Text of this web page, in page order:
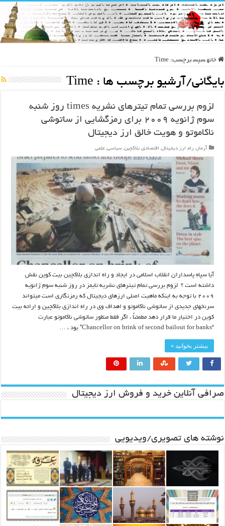
خانه سپس برچسب: Time
بایگانی/آرشیو برچسب ها : Time
لزوم بررسی تمام تیترهای نشریه times روز شنبه
سوم ژانویه ۲۰۰۹ برای رمزگشایی از ساتوشی
ناکاموتو و هویت خالق ارز دیجیتال
آرمان راه, ارز دیجیتال, اقتصادی, بلاکچین, سیاسی, علمی
آیا سپاه پاسداران انقلاب اسلامی در ایجاد و راه اندازی بلاکچین بیت کوین نقش
داشته است ؟ لزوم بررسی تمام تیترهای نشریه تایمز در روز شنبه سوم ژانویه
۲۰۰۹ با توجه به اینکه ماهیت اصلی ارزهای دیجیتال که رمزنگاری است میتواند
سرنخهای جدیدی از ساتوشی ناکاموتو و اهداف وی در راه اندازی بلاکچین و ارائه بیت
کوین در اختیار ما قرار دهد مطمئناً ، اگر فقط منظور ساتوشی ناکاموتو عبارت
“Chancellor on brink of second bailout for banks” بود ، …
بیشتر بخوانید »
صرافی آنلاین خرید و فروش ارز دیجیتال
نوشته های تصویری/ویدیویی